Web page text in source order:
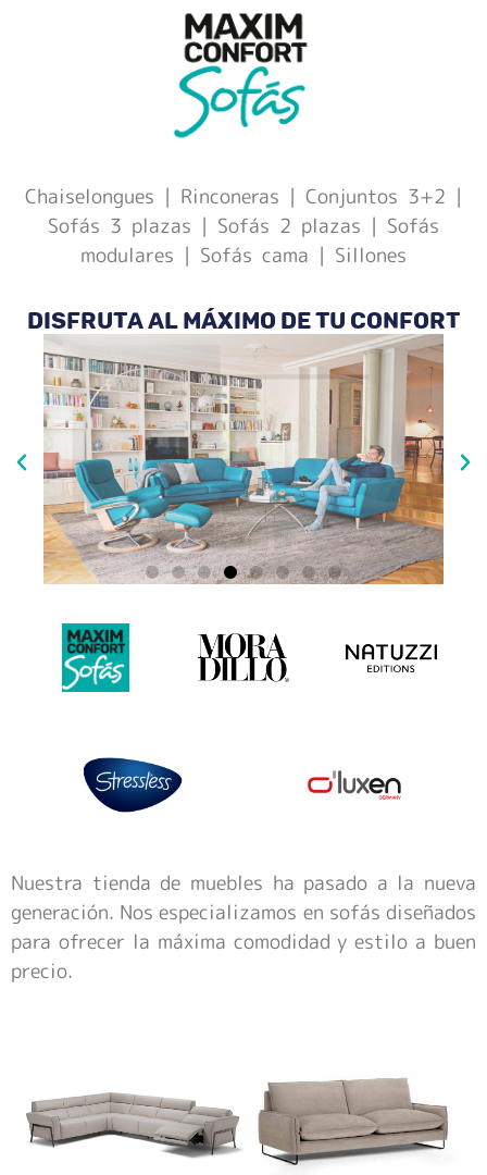
Chaiselongues | Rinconeras | Conjuntos 3+2 |
Sofás 3 plazas | Sofás 2 plazas | Sofás
modulares | Sofás cama | Sillones
Disfruta al máximo de tu confort
Nuestra tienda de muebles ha pasado a la nueva
generación. Nos especializamos en sofás diseñados
para ofrecer la máxima comodidad y estilo a buen
precio.